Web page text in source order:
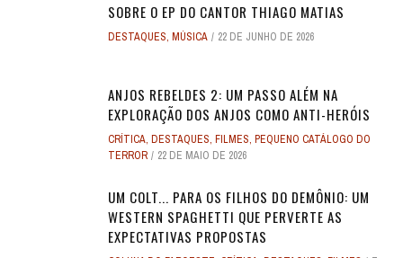
SOBRE O EP DO CANTOR THIAGO MATIAS
DESTAQUES, MÚSICA 22 DE JUNHO DE 2026
ANJOS REBELDES 2: UM PASSO ALÉM NA
EXPLORAÇÃO DOS ANJOS COMO ANTI-HERÓIS
CRÍTICA, DESTAQUES, FILMES, PEQUENO CATÁLOGO DO
TERROR
22 DE MAIO DE 2026
UM COLT... PARA OS FILHOS DO DEMÔNIO: UM
WESTERN SPAGHETTI QUE PERVERTE AS
EXPECTATIVAS PROPOSTAS